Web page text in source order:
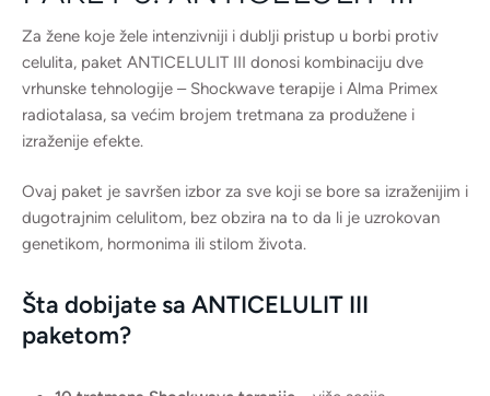
Za žene koje žele intenzivniji i dublji pristup u borbi protiv
celulita, paket ANTICELULIT III donosi kombinaciju dve
vrhunske tehnologije – Shockwave terapije i Alma Primex
radiotalasa, sa većim brojem tretmana za produžene i
izraženije efekte.
Ovaj paket je savršen izbor za sve koji se bore sa izraženijim i
dugotrajnim celulitom, bez obzira na to da li je uzrokovan
genetikom, hormonima ili stilom života.
Šta dobijate sa ANTICELULIT III
paketom?